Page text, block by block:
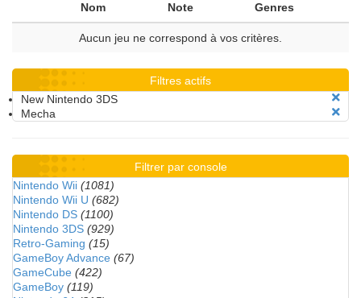
Nom Note Genres
Aucun jeu ne correspond à vos critères.
Filtres actifs
New Nintendo 3DS
Mecha
Filtrer par console
Nintendo Wii (1081)
Nintendo Wii U (682)
Nintendo DS (1100)
Nintendo 3DS (929)
Retro-Gaming (15)
GameBoy Advance (67)
GameCube (422)
GameBoy (119)